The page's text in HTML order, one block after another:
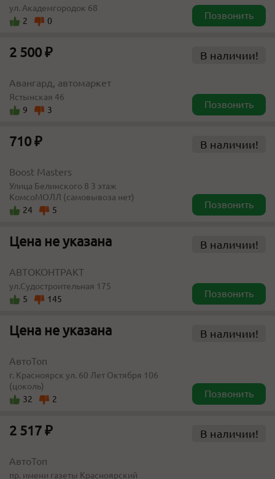
ул. Академгородок 68
2
0 Позвонить
2 500 ₽ В наличии!
Авангард, автомаркет
Ястынская 46
9
3 Позвонить
710 ₽ В наличии!
Boost Masters
​​Улица Белинского 8​ 3 этаж
КомсоМОЛЛ (самовывоза нет)
24
5 Позвонить
Цена не указана В наличии!
АВТОКОНТРАКТ
ул.Судостроительная 175
5
145 Позвонить
Цена не указана В наличии!
АвтоТоп
г. Красноярск ул. 60 Лет Октября 106
(цоколь)
32
2 Позвонить
2 517 ₽ В наличии!
АвтоТоп
пр. имени газеты Красноярский